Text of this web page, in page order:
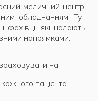
медичний центр,
обладнанням. Тут
фахівці, які надають
напрямками.
на:
пацієнта.